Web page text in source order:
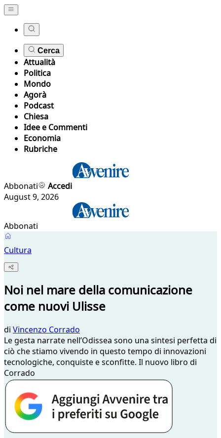
Cerca
Attualità
Politica
Mondo
Agorà
Podcast
Chiesa
Idee e Commenti
Economia
Rubriche
Abbonati
Accedi
August 9, 2026
Abbonati
Cultura
Noi nel mare della comunicazione
come nuovi Ulisse
di Vincenzo Corrado
Le gesta narrate nell’Odissea sono una sintesi perfetta di
ciò che stiamo vivendo in questo tempo di innovazioni
tecnologiche, conquiste e sconfitte. Il nuovo libro di
Corrado